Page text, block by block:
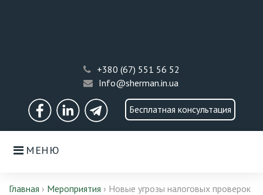
+380 (67) 551 56 52
Info@sherman.in.ua
FacebookLinkedinTelegram
Бесплатная консультация
МЕНЮ
Главная › Мероприятия › Новые угрозы налоговых проверок